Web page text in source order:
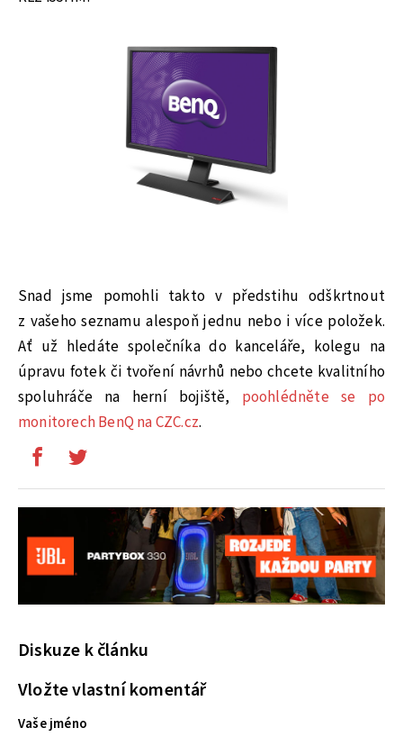
Snad jsme pomohli takto v předstihu odškrtnout
z vašeho seznamu alespoň jednu nebo i více položek.
Ať už hledáte společníka do kanceláře, kolegu na
úpravu fotek či tvoření návrhů nebo chcete kvalitního
spoluhráče na herní bojiště, poohlédněte se po
monitorech BenQ na CZC.cz.
Diskuze k článku
Vložte vlastní komentář
Vaše jméno